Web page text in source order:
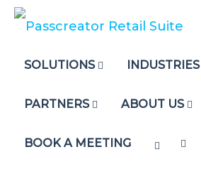
Skip
SOLUTIONS INDUSTRIES
PARTNERS ABOUT US
BOOK A MEETING